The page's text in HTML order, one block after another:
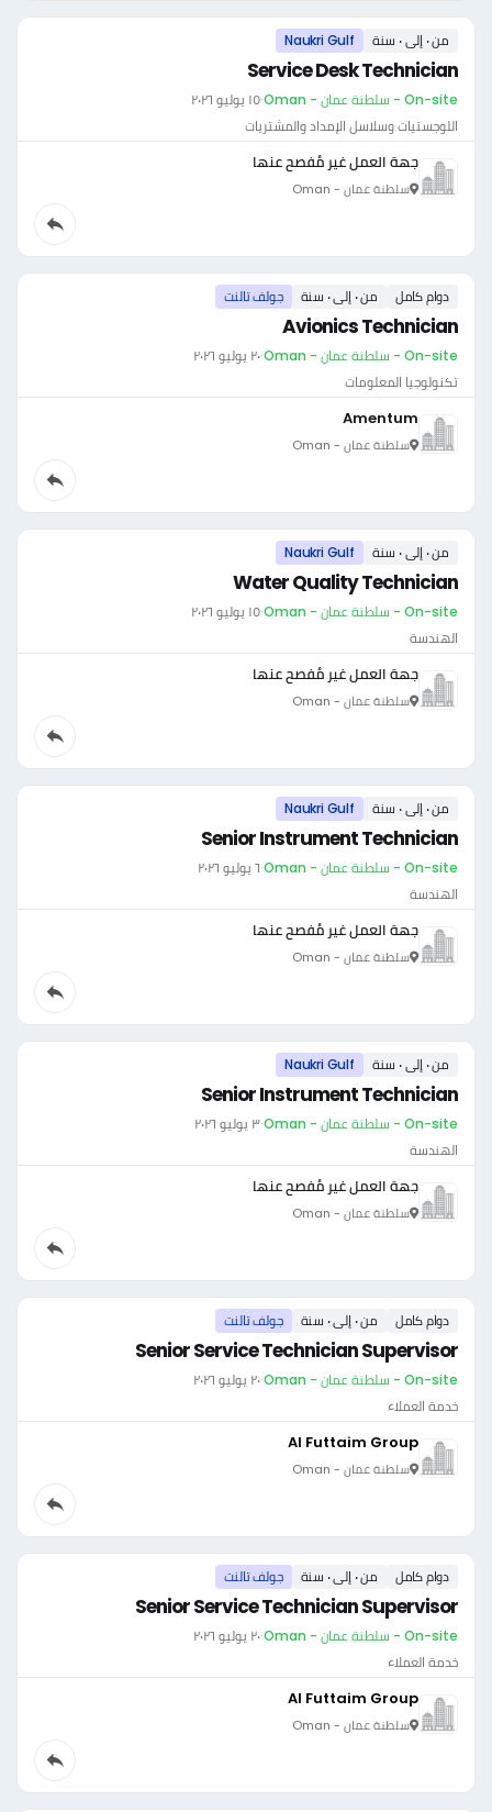
من ٠ إلى ٠ سنة Naukri Gulf
Service Desk Technician
On-site - سلطنة عمان - Oman ·١٥ يوليو ٢٠٢٦
اللوجستيات وسلاسل الإمداد والمشتريات
جهة العمل غير مُفصح عنها
سلطنة عمان - Oman
دوام كامل من ٠ إلى ٠ سنة جولف تالنت
Avionics Technician
On-site - سلطنة عمان - Oman ·٢٠ يوليو ٢٠٢٦
تكنولوجيا المعلومات
Amentum
سلطنة عمان - Oman
من ٠ إلى ٠ سنة Naukri Gulf
Water Quality Technician
On-site - سلطنة عمان - Oman ·١٥ يوليو ٢٠٢٦
الهندسة
جهة العمل غير مُفصح عنها
سلطنة عمان - Oman
من ٠ إلى ٠ سنة Naukri Gulf
Senior Instrument Technician
On-site - سلطنة عمان - Oman ·٦ يوليو ٢٠٢٦
الهندسة
جهة العمل غير مُفصح عنها
سلطنة عمان - Oman
من ٠ إلى ٠ سنة Naukri Gulf
Senior Instrument Technician
On-site - سلطنة عمان - Oman ·٣ يوليو ٢٠٢٦
الهندسة
جهة العمل غير مُفصح عنها
سلطنة عمان - Oman
دوام كامل من ٠ إلى ٠ سنة جولف تالنت
Senior Service Technician Supervisor
On-site - سلطنة عمان - Oman ·٢٠ يوليو ٢٠٢٦
خدمة العملاء
Al Futtaim Group
سلطنة عمان - Oman
دوام كامل من ٠ إلى ٠ سنة جولف تالنت
Senior Service Technician Supervisor
On-site - سلطنة عمان - Oman ·٢٠ يوليو ٢٠٢٦
خدمة العملاء
Al Futtaim Group
سلطنة عمان - Oman